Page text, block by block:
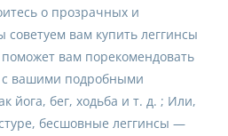
о прозрачных и
советуем вам купить леггинсы
вам порекомендовать
с вашими подробными
йога, бег, ходьба и т. д. ; Или,
бесшовные леггинсы —